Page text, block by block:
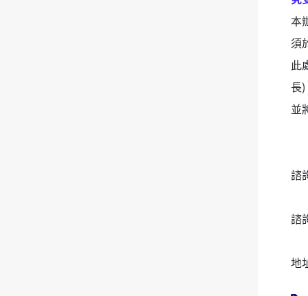
本
須
此
長
並
諮
諮
地